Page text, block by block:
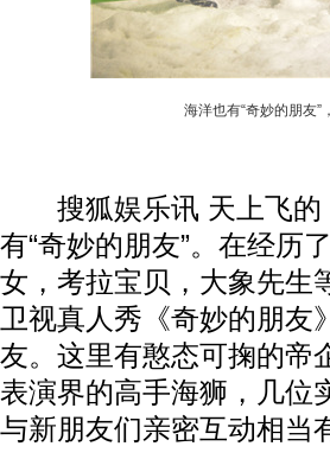
海洋也有“奇妙的朋友
搜狐娱乐讯 天上飞的
有“奇妙的朋友”。在经历
女，考拉宝贝，大象先生
卫视真人秀《奇妙的朋友
友。这里有憨态可掬的帝
表演界的高手海狮，几位
与新朋友们亲密互动相当